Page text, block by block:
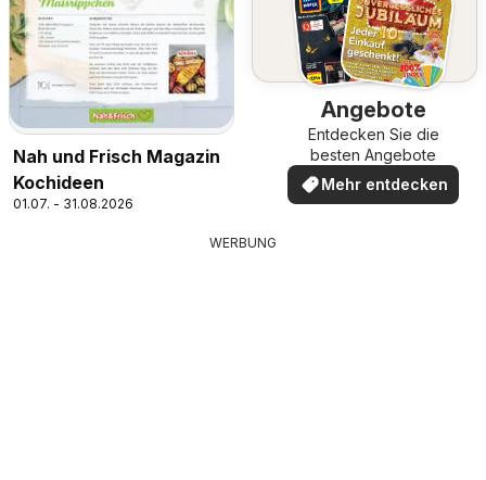
Nah und Frisch Magazin
Kochideen
01.07. - 31.08.2026
Angebote
Entdecken Sie die
besten Angebote
Mehr entdecken
WERBUNG